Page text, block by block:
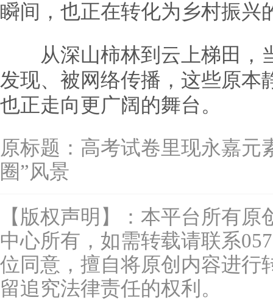
瞬间，也正在转化为乡村振兴
从深山柿林到云上梯田，
发现、被网络传播，这些原本
也正走向更广阔的舞台。
原标题： 高考试卷里现永嘉元
圈”风景
【版权声明】：本平台所有
中心所有，如需转载请联系
位同意，擅自将原创内容进行
留追究法律责任的权利。